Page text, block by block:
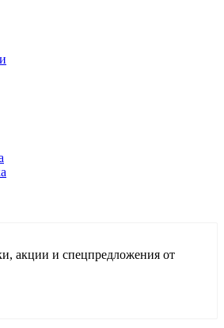
акции и спецпредложения от